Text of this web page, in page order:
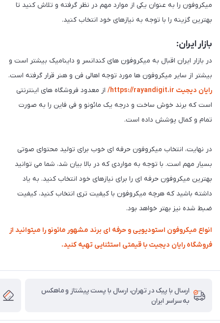
میکروفون را به عنوان یکی از موارد مهم در نظر گرفته و تلاش کنید تا
بهترین گزینه را با توجه به نیازهای خود انتخاب کنید.
بازار ایران:
در بازار ایران اقبال به میکروفون های کندانسر و داینامیک بیشتر است و
بیشتر از سایر میکروفون ها مورد توجه اهالی فن و هنر قرار گرفته است.
رایان دیجیت https://rayandigit.ir/
از معدود فروشگاه های اینترنتی
است که برند خوش ساخت و درجه یک مائونو و فی فاین را به صورت
تمام و کمال پوشش داده است.
در نهایت، انتخاب میکروفون حرفه ای خوب برای تولید محتوای صوتی
بسیار مهم است. با توجه به مواردی که در بالا بیان شد، شما می توانید
بهترین میکروفون حرفه ای را برای نیازهای خود انتخاب کنید. به یاد
داشته باشید که هرچه میکروفون با کیفیت تری انتخاب کنید، کیفیت
ضبط شده نیز بهتر خواهد بود.
انواع میکروفون استودیویی و حرفه ای برند مشهور مائونو را میتوانید از
فروشگاه رایان دیجیت با قیمتی استثنایی تهیه کنید.
ارسال با پیک در تهران، ارسال با پست پیشتاز و ماهکس
به سراسر ایران